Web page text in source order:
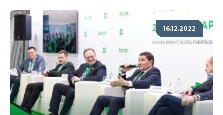
16.12.2022